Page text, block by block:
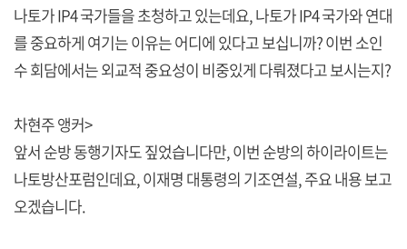
나토가 IP4 국가들을 초청하고 있는데요, 나토가 IP4 국가와 연대
를 중요하게 여기는 이유는 어디에 있다고 보십니까? 이번 소인
수 회담에서는 외교적 중요성이 비중있게 다뤄졌다고 보시는지?
차현주 앵커>
앞서 순방 동행기자도 짚었습니다만, 이번 순방의 하이라이트는
나토방산포럼인데요, 이재명 대통령의 기조연설, 주요 내용 보고
오겠습니다.